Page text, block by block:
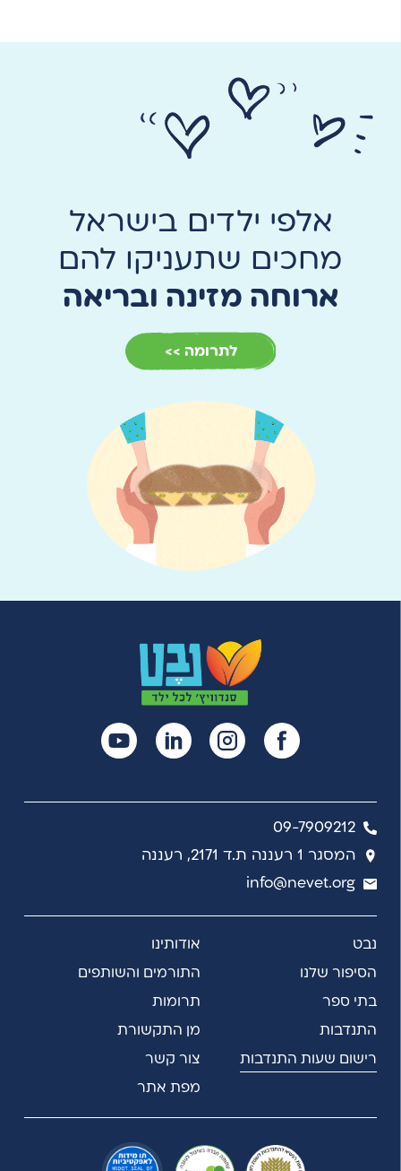
אלפי ילדים בישראל
מחכים שתעניקו להם
ארוחה מזינה ובריאה
לתרומה >>
09-7909212
המסגר 1 רעננה ת.ד 2171, רעננה
info@nevet.org
נבט אודותינו
הסיפור שלנו התורמים והשותפים
בתי ספר תרומות
התנדבות מן התקשורת
רישום שעות התנדבות צור קשר
מפת אתר